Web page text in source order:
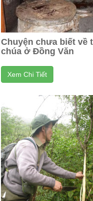
Chuyện chưa biết về
chúa ở Đồng Văn
Xem Chi Tiết